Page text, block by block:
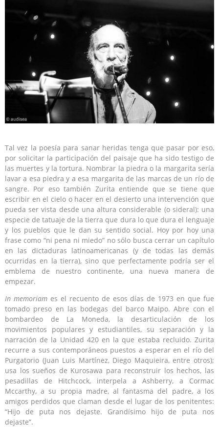
Tal vez la poesía para sanar heridas tenga que pasar por eso,
por solicitar la participación del paisaje que ha sido testigo de
las muertes y la tortura. Nombrar la piedra o la margarita sería
lavar a esa piedra y a esa margarita de las marcas de un río de
sangre. Por eso también Zurita entiende que se tiene que
escribir en el cielo o hacer en el desierto una intervención que
pueda ser vista desde una altura considerable (o sideral): una
especie de tatuaje de la tierra que dura lo que dura el lenguaje
y los pueblos que le dan su sentido social. Hoy por hoy una
frase como “ni pena ni miedo” no sólo busca cerrar un capítulo
en las dictaduras latinoamericanas (y de todas las demás
ocurridas en la tierra), sino que perfectamente podría ser el
emblema de nuestro continente, una nueva manera de
empezar.
In memoriames el recuento de esos días de 1973 en que fue
tomado preso en las bodegas del barco Maipo. Abre con el
bombardeo de La Moneda, la desarticulación de los
movimientos populares y estudiantiles, su separación y la
narración de la Unidad 420 en la que estaba recluido. Zurita
recurre a sus contemporáneos puestos a esperar en el río del
Purgatorio (Juan Luis Martínez, Diego Maquieira, entre otros);
usa los sueños de Kurosawa para reconstruir los hechos, las
pesadillas de Hitchcock, interpela a Ashberry, a Cormac
Mccarthy, a su propia madre, al fantasma del padre, a los
amigos perdidos que claman desde el lugar de los penitentes:
“Hijo de puta nos dejaste. Grandísimo hijo de puta nos
dejaste”.